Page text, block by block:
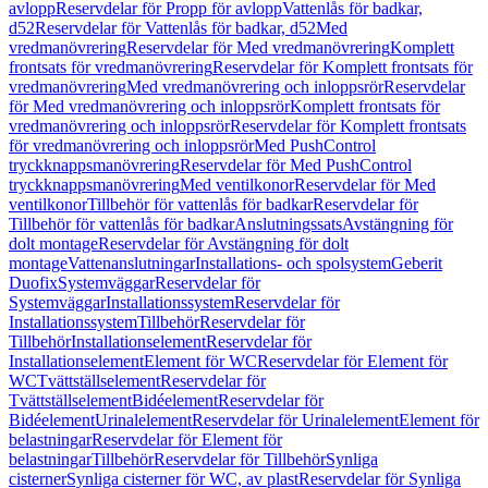
avloppReservdelar för Propp för avloppVattenlås för badkar,
d52Reservdelar för Vattenlås för badkar, d52Med
vredmanövreringReservdelar för Med vredmanövreringKomplett
frontsats för vredmanövreringReservdelar för Komplett frontsats för
vredmanövreringMed vredmanövrering och inloppsrörReservdelar
för Med vredmanövrering och inloppsrörKomplett frontsats för
vredmanövrering och inloppsrörReservdelar för Komplett frontsats
för vredmanövrering och inloppsrörMed PushControl
tryckknappsmanövreringReservdelar för Med PushControl
tryckknappsmanövreringMed ventilkonorReservdelar för Med
ventilkonorTillbehör för vattenlås för badkarReservdelar för
Tillbehör för vattenlås för badkarAnslutningssatsAvstängning för
dolt montageReservdelar för Avstängning för dolt
montageVattenanslutningarInstallations- och spolsystemGeberit
DuofixSystemväggarReservdelar för
SystemväggarInstallationssystemReservdelar för
InstallationssystemTillbehörReservdelar för
TillbehörInstallationselementReservdelar för
InstallationselementElement för WCReservdelar för Element för
WCTvättställselementReservdelar för
TvättställselementBidéelementReservdelar för
BidéelementUrinalelementReservdelar för UrinalelementElement för
belastningarReservdelar för Element för
belastningarTillbehörReservdelar för TillbehörSynliga
cisternerSynliga cisterner för WC, av plastReservdelar för Synliga